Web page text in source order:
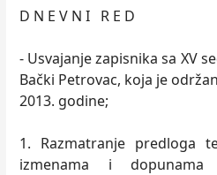
D N E V N I R E D
- Usvajanje zapisnika sa XV
Bački Petrovac, koja je
2013. godine;
1. Razmatranje predloga
izmenama i